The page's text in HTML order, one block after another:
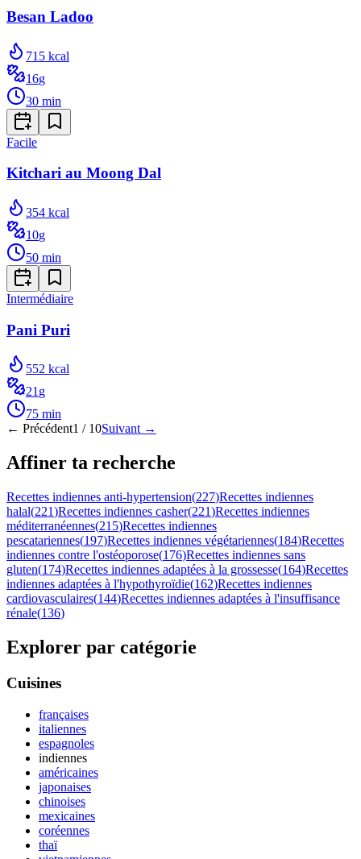
Besan Ladoo
715 kcal
16g
30 min
Facile
Kitchari au Moong Dal
354 kcal
10g
50 min
Intermédiaire
Pani Puri
552 kcal
21 g
75 min
← Précédent1 / 10Suivant →
Affiner ta recherche
Recettes indiennes anti-hypertension(227)Recettes indiennes
halal(221)Recettes indiennes casher(221)Recettes indiennes
méditerranéennes(215)Recettes indiennes
pescatariennes(197)Recettes indiennes végétariennes(184)Recettes
indiennes contre l'ostéoporose(176)Recettes indiennes sans
gluten(174)Recettes indiennes adaptées à la grossesse(164)Recettes
indiennes adaptées à l'hypothyroïdie(162)Recettes indiennes
cardiovasculaires(144)Recettes indiennes adaptées à l'insuffisance
rénale(136)
Explorer par catégorie
Cuisines
françaises
italiennes
espagnoles
indiennes
américaines
japonaises
chinoises
mexicaines
coréennes
thaï